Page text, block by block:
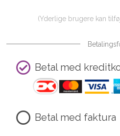
(Yderlige brugere kan
Betal med
Betal med faktura